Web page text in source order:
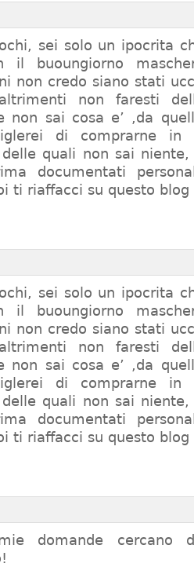
sei solo un ipocrita
il buoungiorno
non credo siano stati
non faresti
non sai cosa e’ ,da
di comprarne in
quali non sai
documentati
ti riaffacci su questo blog
sei solo un ipocrita
il buoungiorno
non credo siano stati
non faresti
non sai cosa e’ ,da
di comprarne in
quali non sai
documentati
ti riaffacci su questo blog
domande cercano